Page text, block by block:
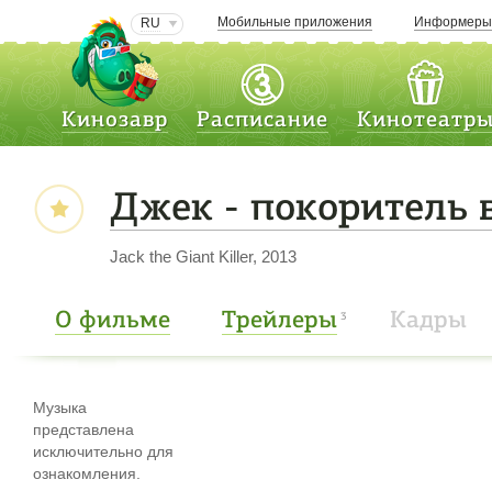
RU Мобильные приложения Информеры
Кинозавр Расписание
Джек - покоритель
Jack the Giant Killer, 2013
О фильме Трейлеры 3 Кадры
Музыка
представлена
исключительно для
ознакомления.